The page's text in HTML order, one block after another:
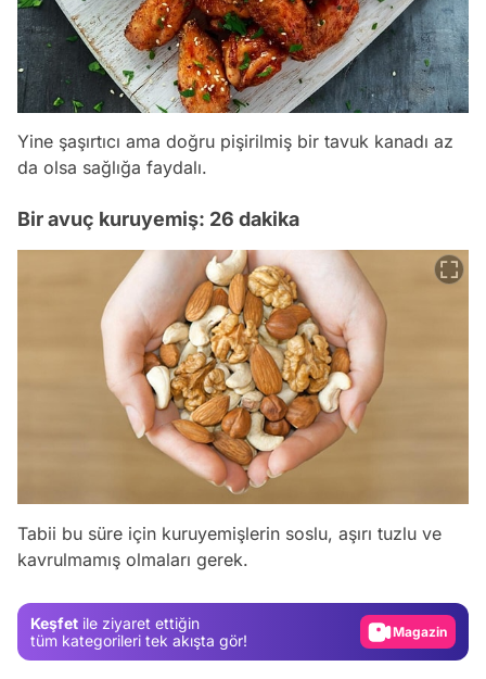
Yine şaşırtıcı ama doğru pişirilmiş bir tavuk kanadı az
da olsa sağlığa faydalı.
Bir avuç kuruyemiş: 26 dakika
Tabii bu süre için kuruyemişlerin soslu, aşırı tuzlu ve
kavrulmamış olmaları gerek.
Keşfet ile ziyaret ettiğin
tüm kategorileri tek akışta gör!
Video